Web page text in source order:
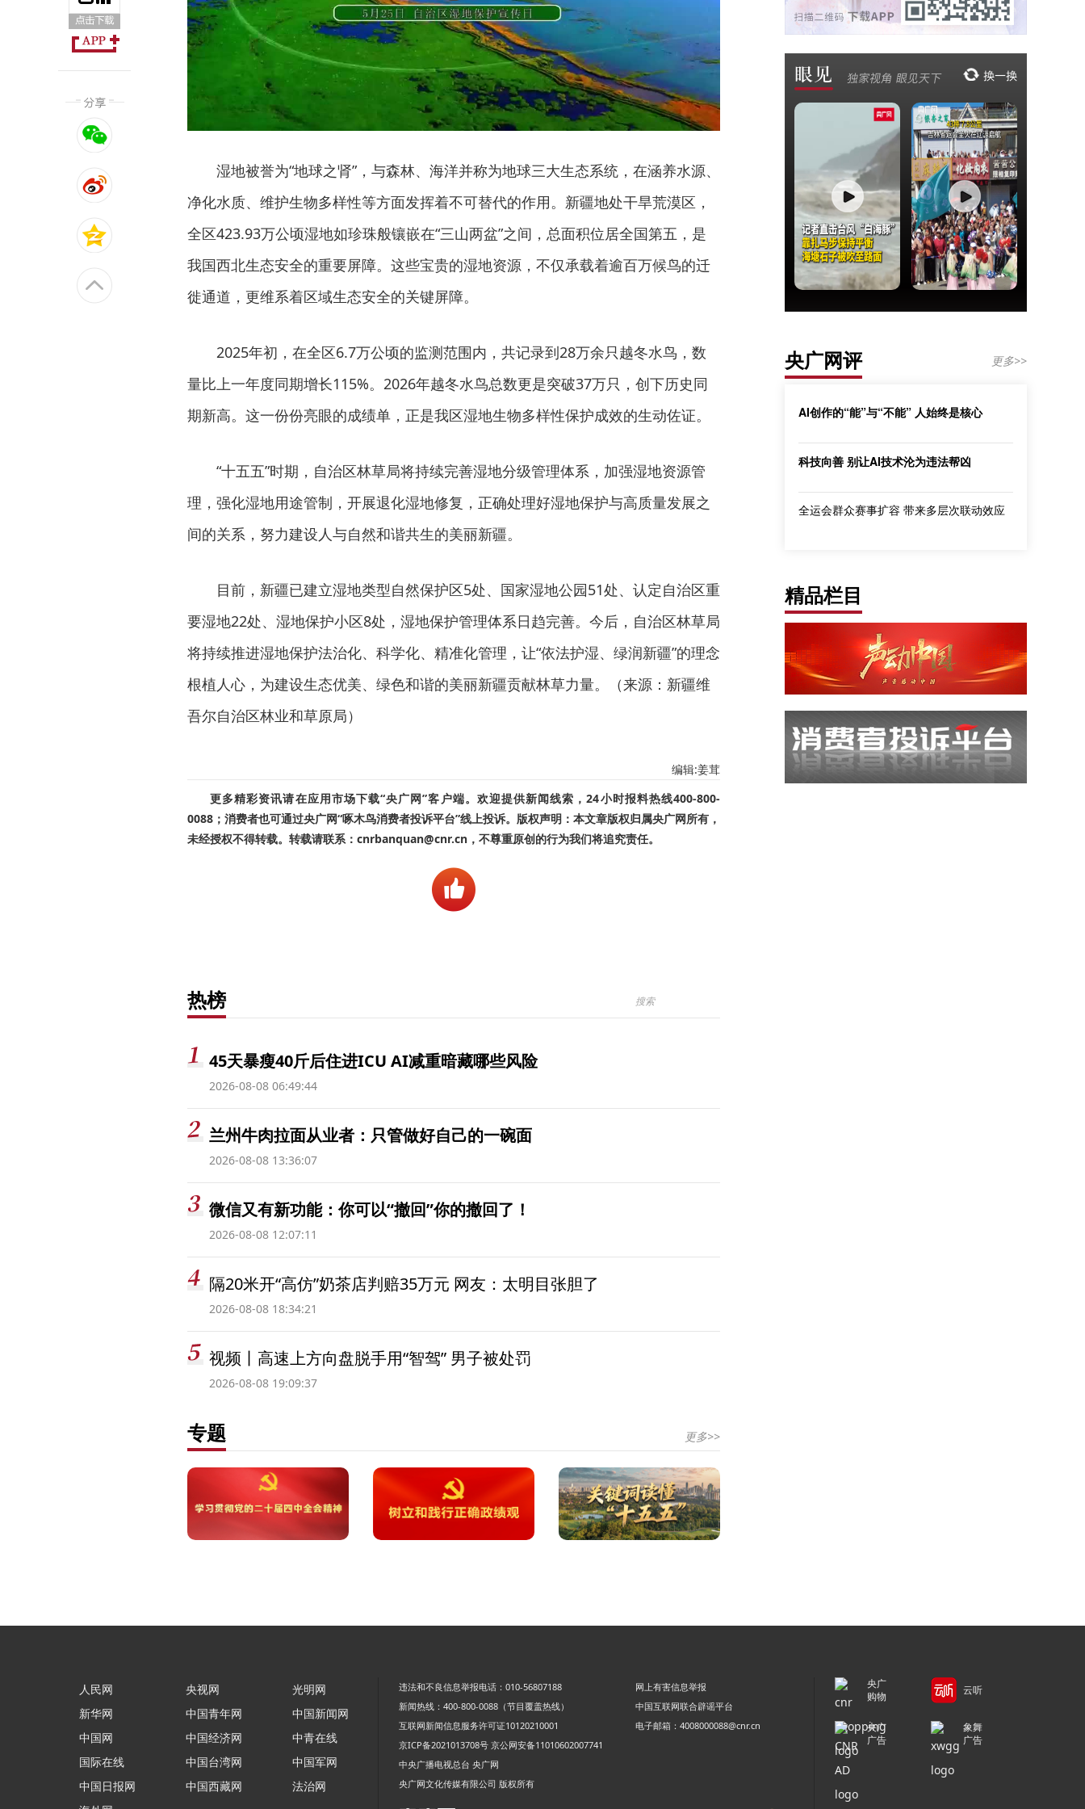
湿地被誉为“地球之肾”，与森林、海洋并称为地球三大生态系统，在涵养水源、
净化水质、维护生物多样性等方面发挥着不可替代的作用。新疆地处干旱荒漠区，
全区423.93万公顷湿地如珍珠般镶嵌在“三山两盆”之间，总面积位居全国第五，是
我国西北生态安全的重要屏障。这些宝贵的湿地资源，不仅承载着逾百万候鸟的迁
徙通道，更维系着区域生态安全的关键屏障。
2025年初，在全区6.7万公顷的监测范围内，共记录到28万余只越冬水鸟，数
量比上一年度同期增长115%。2026年越冬水鸟总数更是突破37万只，创下历史同
期新高。这一份份亮眼的成绩单，正是我区湿地生物多样性保护成效的生动佐证。
“十五五”时期，自治区林草局将持续完善湿地分级管理体系，加强湿地资源管
理，强化湿地用途管制，开展退化湿地修复，正确处理好湿地保护与高质量发展之
间的关系，努力建设人与自然和谐共生的美丽新疆。
目前，新疆已建立湿地类型自然保护区5处、国家湿地公园51处、认定自治区重
要湿地22处、湿地保护小区8处，湿地保护管理体系日趋完善。今后，自治区林草局
将持续推进湿地保护法治化、科学化、精准化管理，让“依法护湿、绿润新疆”的理念
根植人心，为建设生态优美、绿色和谐的美丽新疆贡献林草力量。（来源：新疆维
吾尔自治区林业和草原局）
编辑:姜茸
更多精彩资讯请在应用市场下载“央广网”客户端。欢迎提供新闻线索，24小时报料热线400-800-
0088；消费者也可通过央广网“啄木鸟消费者投诉平台”线上投诉。版权声明：本文章版权归属央广网所有，
未经授权不得转载。转载请联系：cnrbanquan@cnr.cn，不尊重原创的行为我们将追究责任。
热榜
45天暴瘦40斤后住进ICU AI减重暗藏哪些风险
2026-08-08 06:49:44
兰州牛肉拉面从业者：只管做好自己的一碗面
2026-08-08 13:36:07
微信又有新功能：你可以“撤回”你的撤回了！
2026-08-08 12:07:11
隔20米开“高仿”奶茶店判赔35万元 网友：太明目张胆了
2026-08-08 18:34:21
视频丨高速上方向盘脱手用“智驾” 男子被处罚
2026-08-08 19:09:37
专题 更多>>
央广网评 更多>>
AI创作的“能”与“不能” 人始终是核心
科技向善 别让AI技术沦为违法帮凶
全运会群众赛事扩容 带来多层次联动效应
精品栏目
人民网
新华网
中国网
国际在线
中国日报网
央视网
中国青年网
中国经济网
中国台湾网
中国西藏网
光明网
中国新闻网
中青在线
中国军网
法治网
违法和不良信息举报电话：010-56807188
网上有害信息举报
新闻热线：400-800-0088（节目覆盖热线）
中国互联网联合辟谣平台
互联网新闻信息服务许可证10120210001
电子邮箱：4008000088@cnr.cn
京ICP备2021013708号 京公网安备11010602007741
中央广播电视总台 央广网
央广网文化传媒有限公司 版权所有
央广
购物
云听
央广
广告
象舞
广告